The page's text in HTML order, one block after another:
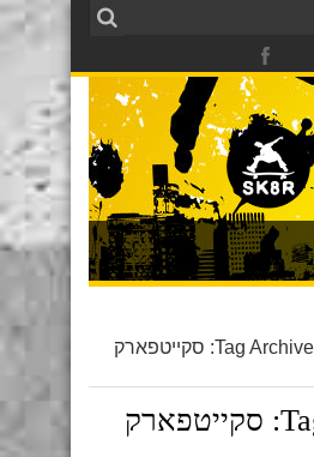
Tag Archives: סקייטפארק
סקייטפארק